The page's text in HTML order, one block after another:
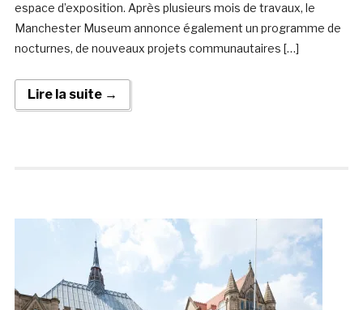
espace d’exposition. Après plusieurs mois de travaux, le
Manchester Museum annonce également un programme de
nocturnes, de nouveaux projets communautaires […]
Lire la suite →